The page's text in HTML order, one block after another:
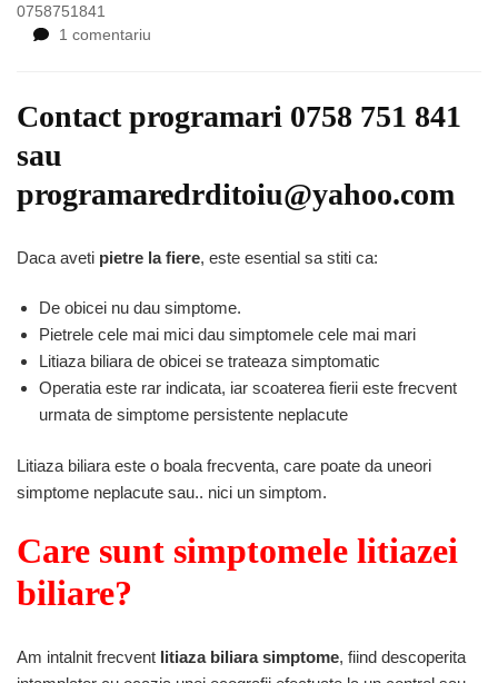
0758751841
1 comentariu
simptome
Contact programari 0758 751 841
sau
programaredrditoiu@yahoo.com
Daca aveti pietre la fiere, este esential sa stiti ca:
De obicei nu dau simptome.
Pietrele cele mai mici dau simptomele cele mai mari
Litiaza biliara de obicei se trateaza simptomatic
Operatia este rar indicata, iar scoaterea fierii este frecvent
urmata de simptome persistente neplacute
Litiaza biliara este o boala frecventa, care poate da uneori
simptome neplacute sau.. nici un simptom.
Care sunt simptomele litiazei
biliare?
Am intalnit frecvent litiaza biliara simptome, fiind descoperita